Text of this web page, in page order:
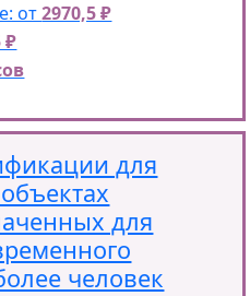
от2970,5 ₽
₽
для
для
человек